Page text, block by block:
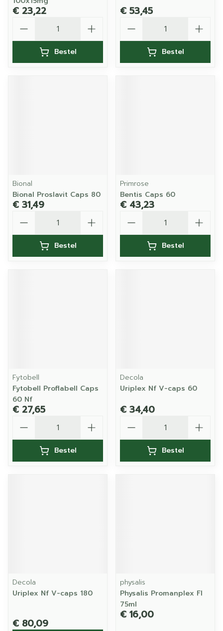
€ 23,22
Bestel
€ 53,45
Bestel
Bional
Bional Proslavit Caps 80
€ 31,49
Bestel
Primrose
Bentis Caps 60
€ 43,23
Bestel
Fytobell
Fytobell Proflabell Caps
60 Nf
€ 27,65
Bestel
Decola
Uriplex Nf V-caps 60
€ 34,40
Bestel
Decola
Uriplex Nf V-caps 180
€ 80,09
physalis
Physalis Promanplex Fl
75ml
€ 16,00